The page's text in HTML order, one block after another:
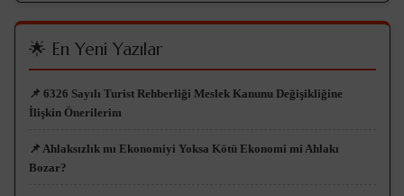
🌟 En Yeni Yazılar
📌 6326 Sayılı Turist Rehberliği Meslek Kanunu Değişikliğine
İlişkin Önerilerim
📌 Ahlaksızlık mı Ekonomiyi Yoksa Kötü Ekonomi mi Ahlakı
Bozar?